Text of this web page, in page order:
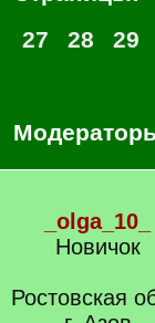
27
28 29
_olga_10_
Новичок
Ростовская